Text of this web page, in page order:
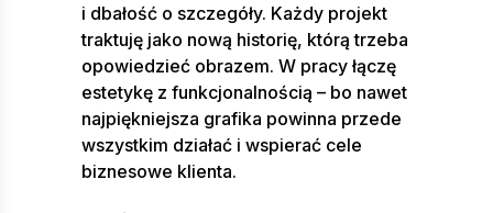
i dbałość o szczegóły. Każdy projekt
traktuję jako nową historię, którą trzeba
opowiedzieć obrazem. W pracy łączę
estetykę z funkcjonalnością – bo nawet
najpiękniejsza grafika powinna przede
wszystkim działać i wspierać cele
biznesowe klienta.